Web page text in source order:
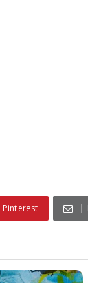
Pinterest